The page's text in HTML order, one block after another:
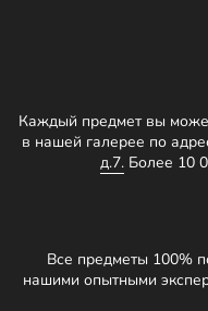
Каждый предмет вы
в нашей галерее по
д.7.Более 10
Все предметы 100%
нашими опытными